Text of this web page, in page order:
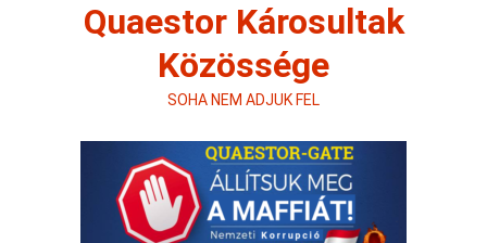
Quaestor Károsultak
Közössége
SOHA NEM ADJUK FEL